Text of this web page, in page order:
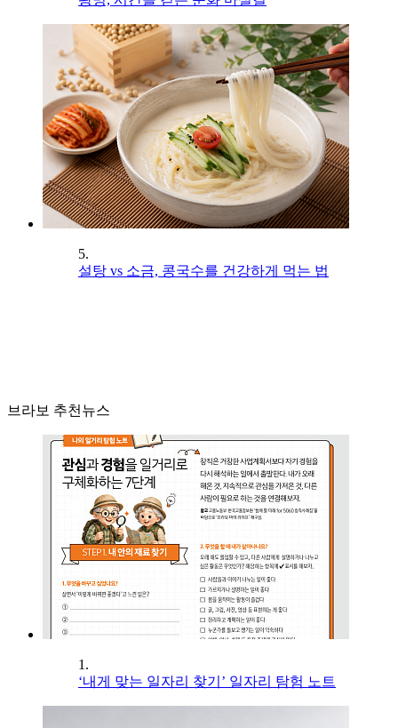
5.
설탕 vs 소금, 콩국수를 건강하게 먹는 법
브라보 추천뉴스
1.
‘내게 맞는 일자리 찾기’ 일자리 탐험 노트